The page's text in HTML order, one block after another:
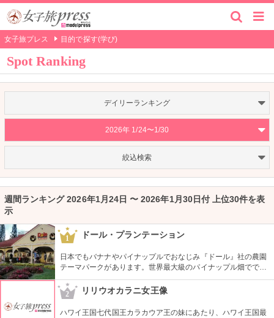
女子旅プレス 目的で探す(学び)
Spot Ranking
デイリーランキング
2026年 1/24〜1/30
絞込検索
週間ランキング 2026年1月24日 〜 2026年1月30日付 上位30件を表
示
1 ドール・プランテーション
日本でもバナナやパイナップルでおなじみ『ドール』社の農園
テーマパークがあります。世界最大級のパイナップル畑ででき
た迷路やパイナップル・エキスプレスなど、大人も子供も楽し
めるアトラクションがあります。カワイイお土産もいっぱい。
2 リリウオカラニ女王像
ハワイ王国七代国王カラカウア王の妹にあたり、ハワイ王国最